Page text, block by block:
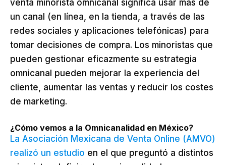
venta minorista omnicanal significa usar más de
un canal (en línea, en la tienda, a través de las
redes sociales y aplicaciones telefónicas) para
tomar decisiones de compra. Los minoristas que
pueden gestionar eficazmente su estrategia
omnicanal pueden mejorar la experiencia del
cliente, aumentar las ventas y reducir los costes
de marketing.
¿Cómo vemos a la Omnicanalidad en México?
La Asociación Mexicana de Venta Online (AMVO)
realizó un estudio en el que preguntó a distintos